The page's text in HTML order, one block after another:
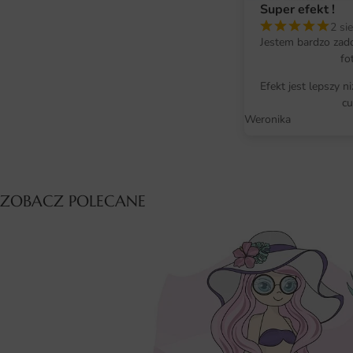
Super efekt !
2
Jestem bardzo
Efekt jest lepszy
Weronika
ZOBACZ POLECANE